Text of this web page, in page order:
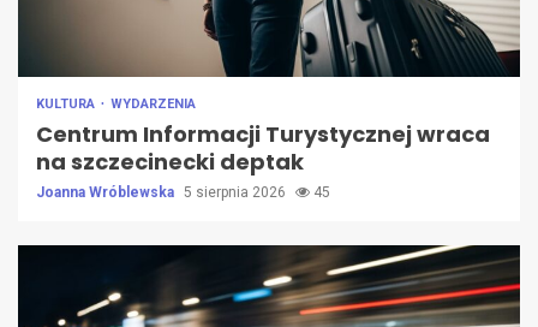
KULTURA WYDARZENIA
Centrum Informacji Turystycznej wraca
na szczecinecki deptak
Joanna Wróblewska 5 sierpnia 2026 45